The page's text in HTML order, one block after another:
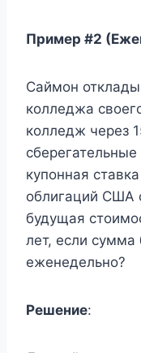
Пример #2
Саймон
колледжа
колледж через
купонная
облигаций США
будущая
лет, если сумма
еженедельно?
Решение: